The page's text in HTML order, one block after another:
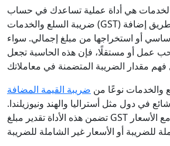
هي أداة عملية تساعدك في حساب
ضريبة السلع والخدمات (GST) على أي مبلغ - إما عن طريق إضافة
أو استخراجها من مبلغ إجمالي. سواء
عمل أو مستقلًا، فإن هذه الحاسبة تجعل
والخدمات نوعًا من ضريبة القيمة المضافة
في دول مثل أستراليا والهند ونيوزيلندا.
تضمن هذه الأداة تقدير مبلغ GST وضوحًا عند التعامل مع الأسعار